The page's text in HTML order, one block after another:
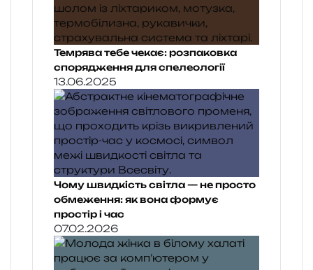
Темрява тебе чекає: розпаковка
спорядження для спелеології
13.06.2025
Чому швидкість світла — не просто
обмеження: як вона формує
простір і час
07.02.2026